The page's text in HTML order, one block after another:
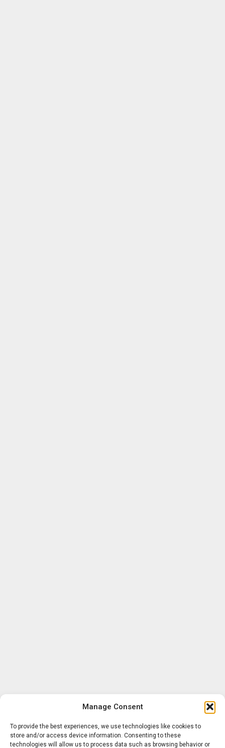
Manage Consent
To provide the best experiences, we use technologies like cookies to
store and/or access device information. Consenting to these
technologies will allow us to process data such as browsing behavior or